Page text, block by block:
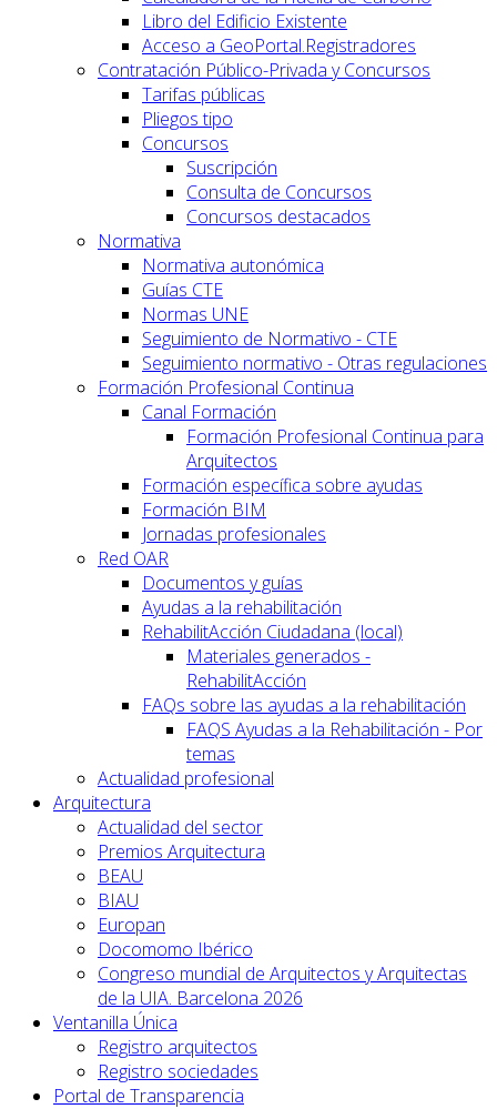
Libro del Edificio Existente
Acceso a GeoPortal.Registradores
Contratación Público-Privada y Concursos
Tarifas públicas
Pliegos tipo
Concursos
Suscripción
Consulta de Concursos
Concursos destacados
Normativa
Normativa autonómica
Guías CTE
Normas UNE
Seguimiento de Normativo - CTE
Seguimiento normativo - Otras regulaciones
Formación Profesional Continua
Canal Formación
Formación Profesional Continua para
Arquitectos
Formación específica sobre ayudas
Formación BIM
Jornadas profesionales
Red OAR
Documentos y guías
Ayudas a la rehabilitación
RehabilitAcción Ciudadana (local)
Materiales generados -
RehabilitAcción
FAQs sobre las ayudas a la rehabilitación
FAQS Ayudas a la Rehabilitación - Por
temas
Actualidad profesional
Arquitectura
Actualidad del sector
Premios Arquitectura
BEAU
BIAU
Europan
Docomomo Ibérico
Congreso mundial de Arquitectos y Arquitectas
de la UIA. Barcelona 2026
Ventanilla Única
Registro arquitectos
Registro sociedades
Portal de Transparencia